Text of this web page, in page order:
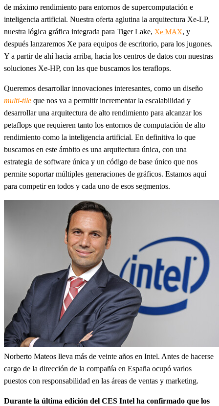
de máximo rendimiento para entornos de supercomputación e
inteligencia artificial. Nuestra oferta aglutina la arquitectura Xe-LP,
nuestra lógica gráfica integrada para Tiger Lake, Xe MAX, y
después lanzaremos Xe para equipos de escritorio, para los jugones.
Y a partir de ahí hacia arriba, hacia los centros de datos con nuestras
soluciones Xe-HP, con las que buscamos los teraflops.
Queremos desarrollar innovaciones interesantes, como un diseño
multi-tile que nos va a permitir incrementar la escalabilidad y
desarrollar una arquitectura de alto rendimiento para alcanzar los
petaflops que requieren tanto los entornos de computación de alto
rendimiento como la inteligencia artificial. En definitiva lo que
buscamos en este ámbito es una arquitectura única, con una
estrategia de software única y un código de base único que nos
permite soportar múltiples generaciones de gráficos. Estamos aquí
para competir en todos y cada uno de esos segmentos.
Norberto Mateos lleva más de veinte años en Intel. Antes de hacerse
cargo de la dirección de la compañía en España ocupó varios
puestos con responsabilidad en las áreas de ventas y marketing.
Durante la última edición del CES Intel ha confirmado que los